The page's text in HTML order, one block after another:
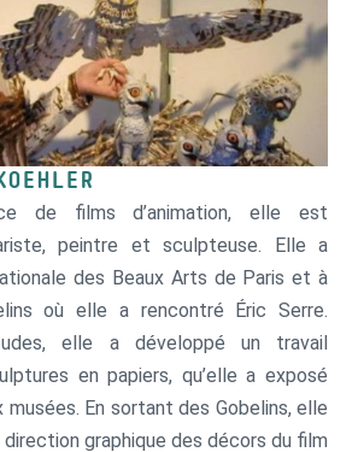
de films d’animation, elle est
peintre et sculpteuse. Elle a
des Beaux Arts de Paris et à
où elle a rencontré Éric Serre.
elle a développé un travail
en papiers, qu’elle a exposé
musées. En sortant des Gobelins, elle
direction graphique des décors du film